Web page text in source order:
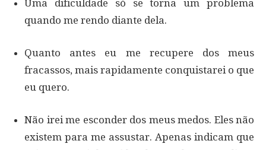
Uma dificuldade só se torna um problema
quando me rendo diante dela.
Quanto antes eu me recupere dos meus
fracassos, mais rapidamente conquistarei o que
eu quero.
Não irei me esconder dos meus medos. Eles não
existem para me assustar. Apenas indicam que